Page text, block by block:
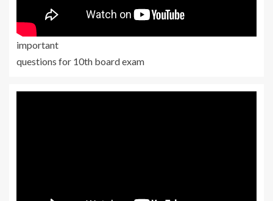
important
questions for 10th board exam